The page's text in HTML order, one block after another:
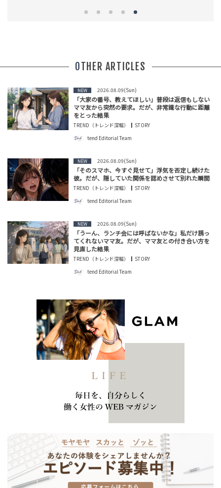
OTHER ARTICLES
NEW 2026.08.09(Sun)
「大家の番号、教えてほしい」普段は返信もしない
ママ友から突然の要求。だが、非常識な行動に距離
をとった結果
TREND（トレンド深堀）
STORY
tend Editorial Team
NEW 2026.08.09(Sun)
「そのスマホ、今すぐ見せて」浮気を否定し続けた
彼。だが、隠していた関係を認めさせて別れた瞬間
TREND（トレンド深堀）
STORY
tend Editorial Team
NEW 2026.08.09(Sun)
「うーん、ランチ会には呼ばないかな」私だけ誘っ
てくれないママ友。だが、ママ友との付き合い方を
見直した結果
TREND（トレンド深堀）
STORY
tend Editorial Team